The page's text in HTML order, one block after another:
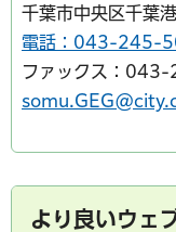
千葉市中央区千葉
電話：043-245-
ファックス：
より良いウェ